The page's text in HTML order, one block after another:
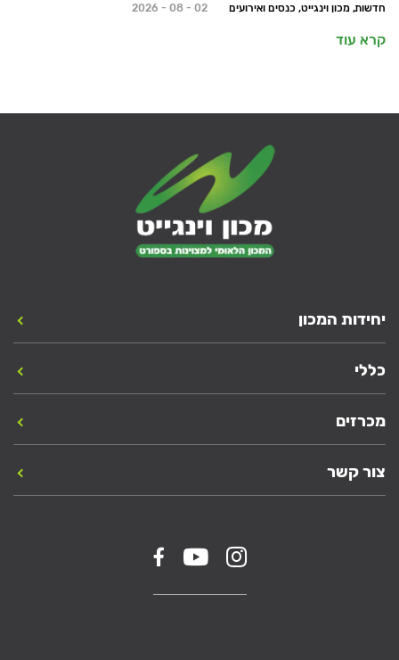
חדשות, מכון וינגייט, כנסים ואירועים 02 - 08 - 2026
קרא עוד
יחידות המכון
כללי
מכרזים
צור קשר